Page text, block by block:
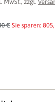
MwSt., zzgl.
€Sie sparen: